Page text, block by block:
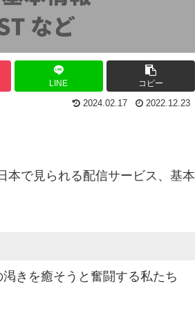
LINE コピー
2024.02.17 2022.12.23
本で見られる配信サービス、基本
きを癒そうと奮闘する私たち